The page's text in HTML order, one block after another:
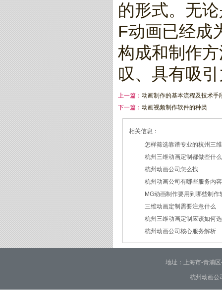
的形式。无
F动画已经成
构成和制作
叹、具有吸
上一篇： 动画制作的基本流程及技术手
下一篇： 动画视频制作软件的种类
相关信息：
怎样筛选靠谱专业的杭州三
2026/07/21
杭州三维动画定制都做些什
2026/03/19
杭州动画公司怎么找
2026/03/12
杭州动画公司有哪些服务内容
2026/03/09
MG动画制作要用到哪些制作
2026/02/24
三维动画定制需要注意什么
2026/02/09
杭州三维动画定制应该如何
2026/01/30
杭州动画公司核心服务解析
2026/01/28
地址：上海市-青浦
杭州动画公